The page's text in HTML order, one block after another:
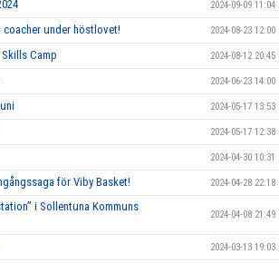
2024-09-09 11:04
coacher under höstlovet! 2024-08-23 12:00
Camp 2024-08-12 20:45
2024-06-23 14:00
2024-05-17 13:53
2024-05-17 12:38
2024-04-30 10:31
för Viby Basket! 2024-04-28 22:18
i Sollentuna Kommuns
2024-04-08 21:49
2024-03-13 19:03